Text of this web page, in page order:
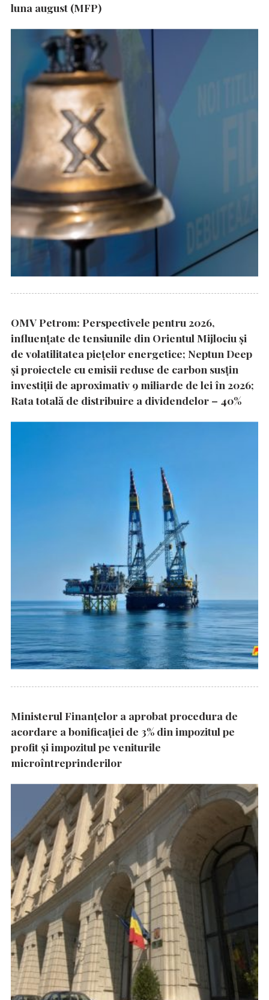
luna august (MFP)
OMV Petrom: Perspectivele pentru 2026,
influențate de tensiunile din Orientul Mijlociu și
de volatilitatea piețelor energetice; Neptun Deep
și proiectele cu emisii reduse de carbon susțin
investiții de aproximativ 9 miliarde de lei în 2026;
Rata totală de distribuire a dividendelor – 40%
Ministerul Finanțelor a aprobat procedura de
acordare a bonificației de 3% din impozitul pe
profit și impozitul pe veniturile
microîntreprinderilor